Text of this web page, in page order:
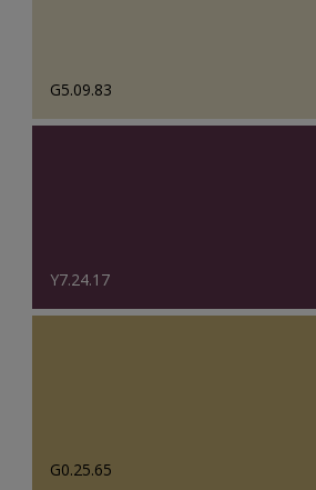
G5.09.83
Y7.24.17
G0.25.65